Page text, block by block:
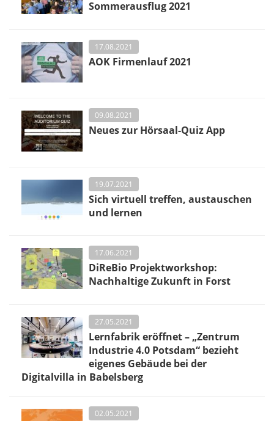
Sommerausflug 2021
17.08.2021
AOK Firmenlauf 2021
09.08.2021
Neues zur Hörsaal-Quiz App
19.07.2021
Sich virtuell treffen, austauschen
und lernen
17.06.2021
DiReBio Projektworkshop:
Nachhaltige Zukunft in Forst
27.05.2021
Lernfabrik eröffnet – „Zentrum
Industrie 4.0 Potsdam“ bezieht
eigenes Gebäude bei der
Digitalvilla in Babelsberg
02.05.2021